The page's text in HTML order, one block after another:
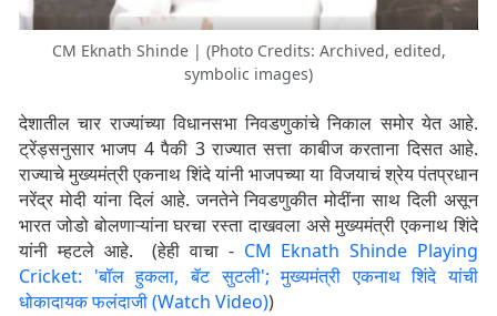
CM Eknath Shinde | (Photo Credits: Archived, edited,
symbolic images)
देशातील चार राज्यांच्या विधानसभा निवडणुकांचे निकाल समोर येत आहे.
ट्रेंड्सनुसार भाजप 4 पैकी 3 राज्यात सत्ता काबीज करताना दिसत आहे.
राज्याचे मुख्यमंत्री एकनाथ शिंदे यांनी भाजपच्या या विजयाचं श्रेय पंतप्रधान
नरेंद्र मोदी यांना दिलं आहे. जनतेने निवडणुकीत मोदींना साथ दिली असून
भारत जोडो बोलणाऱ्यांना घरचा रस्ता दाखवला असे मुख्यमंत्री एकनाथ शिंदे
यांनी म्हटले आहे. (हेही वाचा - CM Eknath Shinde Playing
Cricket: 'बॉल हुकला, बॅट सुटली'; मुख्यमंत्री एकनाथ शिंदे यांची
धोकादायक फलंदाजी (Watch Video))